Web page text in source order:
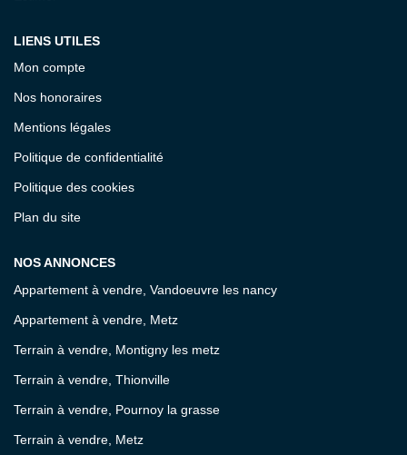
LIENS UTILES
Mon compte
Nos honoraires
Mentions légales
Politique de confidentialité
Politique des cookies
Plan du site
NOS ANNONCES
Appartement à vendre, Vandoeuvre les nancy
Appartement à vendre, Metz
Terrain à vendre, Montigny les metz
Terrain à vendre, Thionville
Terrain à vendre, Pournoy la grasse
Terrain à vendre, Metz